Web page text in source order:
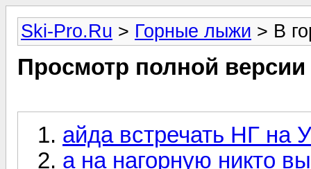
Ski-Pro.Ru > Горные лыжи > В
Просмотр полной
айда встречать НГ на
а на нагорную никто